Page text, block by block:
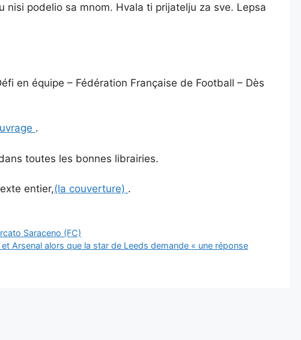
nisi podelio sa mnom. Hvala ti prijatelju za sve. Lepsa
en équipe – Fédération Française de Football – Dès
.
toutes les bonnes librairies.
entier,(la couverture) .
Saraceno (FC)
Arsenal alors que la star de Leeds demande « une réponse